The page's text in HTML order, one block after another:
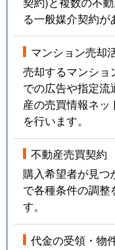
る一般媒介契約が
マンション売却
売却するマンショ
での広告や指定流
産の売買情報ネッ
を行います。
不動産売買契約
購入希望者が見つ
で各種条件の調整
す。
代金の受領・物